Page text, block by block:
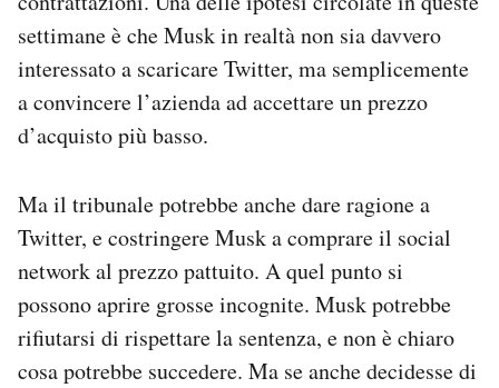
settimane è che Musk in realtà non sia davvero
interessato a scaricare Twitter, ma semplicemente
a convincere l’azienda ad accettare un prezzo
d’acquisto più basso.
Ma il tribunale potrebbe anche dare ragione a
Twitter, e costringere Musk a comprare il social
network al prezzo pattuito. A quel punto si
possono aprire grosse incognite. Musk potrebbe
rifiutarsi di rispettare la sentenza, e non è chiaro
cosa potrebbe succedere. Ma se anche decidesse di